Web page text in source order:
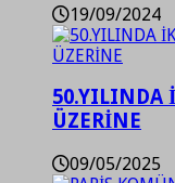
19/09/2024
50.YILINDA
ÜZERİNE
09/05/2025